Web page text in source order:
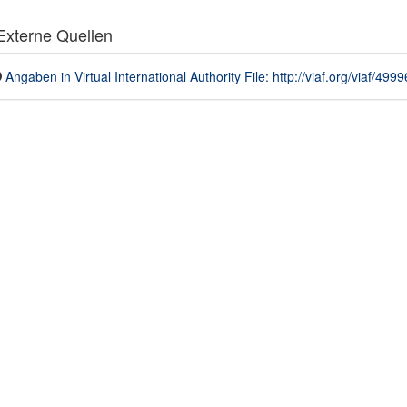
Quellen
Angaben in Virtual International Authority File: http://viaf.org/viaf/